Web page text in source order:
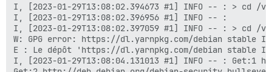
I, [2023-01-29T13:08:02.394673 #1] INFO -- : > cd /
I, [2023-01-29T13:08:02.396956 #1] INFO -- :
I, [2023-01-29T13:08:02.397059 #1] INFO -- : > cd /
W: GPG error: https://dl.yarnpkg.com/debian stable
E : Le dépôt 'https://dl.yarnpkg.com/debian stable
I, [2023-01-29T13:08:04.131013 #1] INFO -- : Get:1